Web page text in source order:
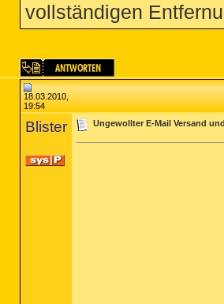
vollständigen
18.03.2010,
19:54
Blister Ungewollter E-Mail Versand